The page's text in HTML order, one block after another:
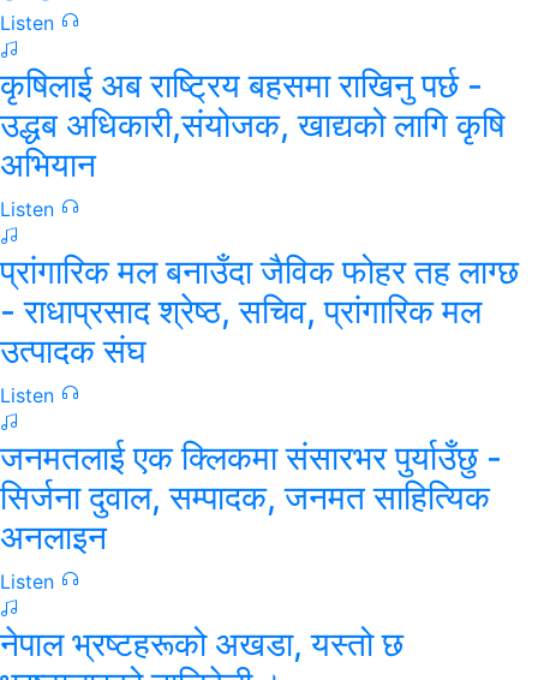
Listen
कृषिलाई अब राष्ट्रिय बहसमा राखिनु पर्छ -
उद्धब अधिकारी,संयोजक, खाद्यको लागि कृषि
अभियान
Listen
प्रांगारिक मल बनाउँदा जैविक फोहर तह लाग्छ
- राधाप्रसाद श्रेष्ठ, सचिव, प्रांगारिक मल
उत्पादक संघ
Listen
जनमतलाई एक क्लिकमा संसारभर पुर्याउँछु -
सिर्जना दुवाल, सम्पादक, जनमत साहित्यिक
अनलाइन
Listen
नेपाल भ्रष्टहरूको अखडा, यस्तो छ